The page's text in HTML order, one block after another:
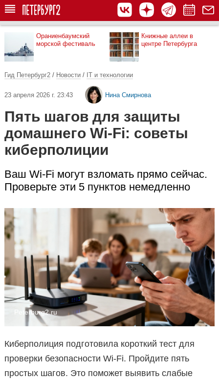
Ораниенбаумский
морской фестиваль
Книжные аллеи в
центре Петербурга
Гид Петербург2 / Новости / IT и технологии
23 апреля 2026 г. 23:43 Нина Смирнова
Пять шагов для защиты
домашнего Wi-Fi: советы
киберполиции
Ваш Wi-Fi могут взломать прямо сейчас.
Проверьте эти 5 пунктов немедленно
Peterburg2.ru
Киберполиция подготовила короткий тест для
проверки безопасности Wi-Fi. Пройдите пять
простых шагов. Это поможет выявить слабые